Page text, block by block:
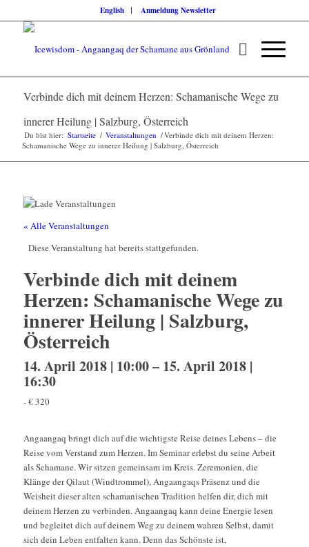
English Anmeldung Newsletter
Verbinde dich mit deinem Herzen: Schamanische Wege zu
innerer Heilung | Salzburg, Österreich
Du bist hier: Startseite / Veranstaltungen /Verbinde dich mit deinem Herzen:
Schamanische Wege zu innerer Heilung | Salzburg, Österreich
« Alle Veranstaltungen
Diese Veranstaltung hat bereits stattgefunden.
Verbinde dich mit deinem
Herzen: Schamanische Wege zu
innerer Heilung | Salzburg,
Österreich
14. April 2018 | 10:00– 15. April 2018 |
16:30
-€ 320
Angaangaq bringt dich auf die wichtigste Reise deines Lebens – die
Reise vom Verstand zum Herzen. Im Seminar erlebst du seine Arbeit
als Schamane. Wir sitzen gemeinsam im Kreis. Zeremonien, die
Klänge der Qilaut (Windtrommel), Angaangaqs Präsenz und die
Weisheit dieser alten schamanischen Tradition helfen dir, dich mit
deinem Herzen zu verbinden. Angaangaq kann deine Energie lesen
und begleitet dich auf deinem Weg zu deinem wahren Selbst, damit
sich dein Leben entfalten kann. Denn das Schönste ist,